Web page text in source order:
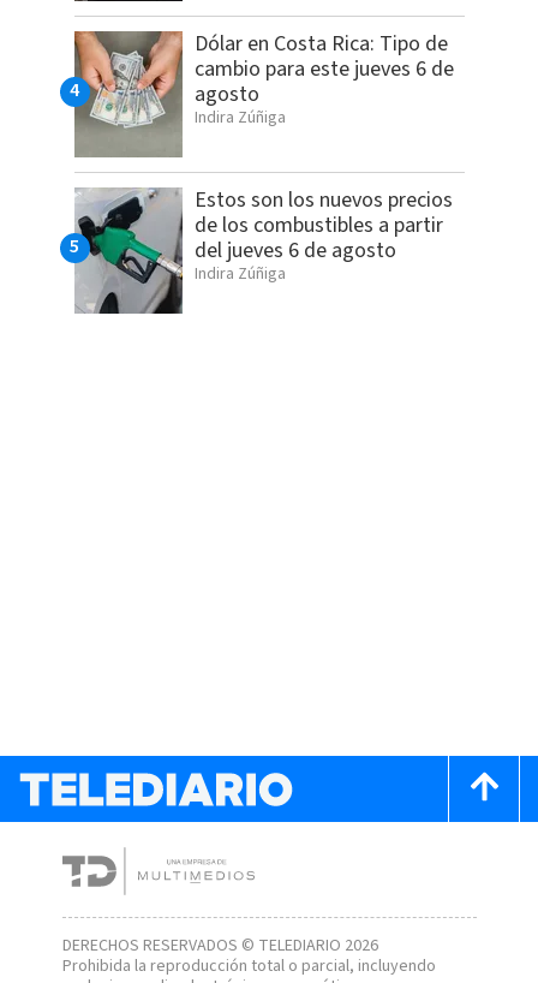
Dólar en Costa Rica: Tipo de
cambio para este jueves 6 de
agosto
Indira Zúñiga
Estos son los nuevos precios
de los combustibles a partir
del jueves 6 de agosto
Indira Zúñiga
DERECHOS RESERVADOS © TELEDIARIO 2026
Prohibida la reproducción total o parcial, incluyendo